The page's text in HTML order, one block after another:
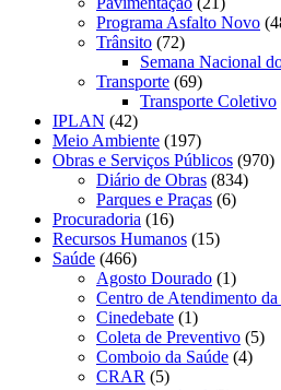
Programa Asfalto Novo
Trânsito (72)
Semana Nacional
Transporte (69)
Transporte Coletivo
IPLAN (42)
Meio Ambiente (197)
Obras e Serviços Públicos (970)
Diário de Obras (834)
Parques e Praças (6)
Procuradoria (16)
Recursos Humanos (15)
Saúde (466)
Agosto Dourado (1)
Centro de Atendimento
Cinedebate (1)
Coleta de Preventivo (5)
Comboio da Saúde (4)
CRAR (5)